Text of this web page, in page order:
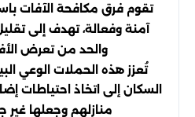
تقوم فرق مكافحة الآفات
آمنة وفعالة، تهدف إلى
والحد من تعرض
تُعزز هذه الحملات الوعي
السكان إلى اتخاذ احتياطات
منازلهم وجعلها غير